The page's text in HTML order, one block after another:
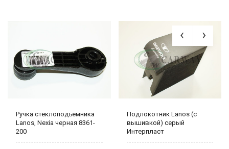
Ручка стеклоподъемника
Lanos, Nexia черная 8361-
200
Подлокотник Lanos (с
вышивкой) серый
Интерпласт